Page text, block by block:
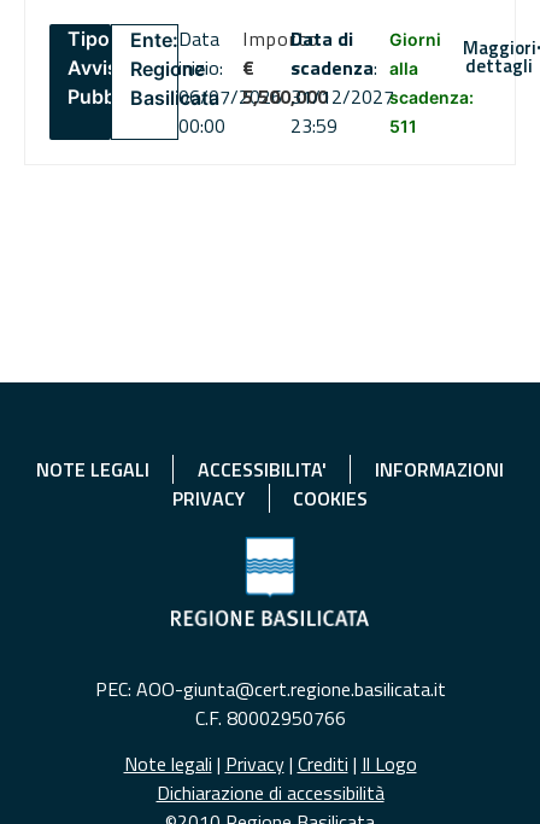
Tipo:
Avviso
Pubblico
Ente:
Regione
Basilicata
Data
inizio:
06/07/2026
00:00
Importo
€
5,500,000
Data di
scadenza:
31/12/2027
23:59
Giorni
alla
scadenza:
511
Maggiori
dettagli
NOTE LEGALI ACCESSIBILITA'
INFORMAZIONI
PRIVACY
COOKIES
PEC: AOO-giunta@cert.regione.basilicata.it
C.F. 80002950766
Note legali | Privacy| Crediti | Il Logo
Dichiarazione di accessibilità